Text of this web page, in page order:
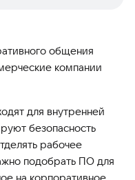
общения
компании
для внутренней
безопасность
рабочее
подобрать ПО для